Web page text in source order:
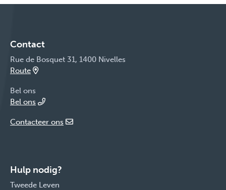
Contact
Rue de Bosquet 31, 1400 Nivelles
Route
Bel ons
Bel ons
Contacteer ons
Hulp nodig?
Tweede Leven